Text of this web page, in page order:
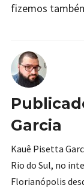
fizemos
Garcia
Kauê Pisetta
Rio do Sul, no
Florianópolis